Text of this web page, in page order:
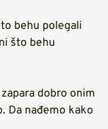
behu polegali
što behu
dobro onim
Da nađemo kako